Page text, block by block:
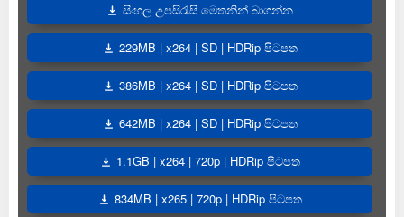
සිංහල උපසිරැසි මෙතනින් බාගන්න
229MB | x264 | SD | HDRip පිටපත
386MB | x264 | SD | HDRip පිටපත
642MB | x264 | SD | HDRip පිටපත
1.1GB | x264 | 720p | HDRip පිටපත
834MB | x265 | 720p | HDRip පිටපත